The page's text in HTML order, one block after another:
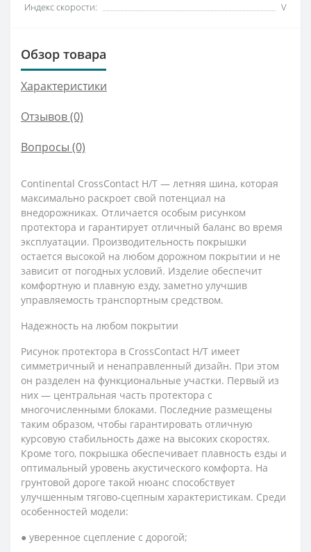
Индекс скорости:
V
Обзор товара
Характеристики
Отзывов (0)
Вопросы (0)
Continental CrossContact H/T — летняя шина, которая
максимально раскроет свой потенциал на
внедорожниках. Отличается особым рисунком
протектора и гарантирует отличный баланс во время
эксплуатации. Производительность покрышки
остается высокой на любом дорожном покрытии и не
зависит от погодных условий. Изделие обеспечит
комфортную и плавную езду, заметно улучшив
управляемость транспортным средством.
Надежность на любом покрытии
Рисунок протектора в CrossContact H/T имеет
симметричный и ненаправленный дизайн. При этом
он разделен на функциональные участки. Первый из
них — центральная часть протектора с
многочисленными блоками. Последние размещены
таким образом, чтобы гарантировать отличную
курсовую стабильность даже на высоких скоростях.
Кроме того, покрышка обеспечивает плавность езды и
оптимальный уровень акустического комфорта. На
грунтовой дороге такой нюанс способствует
улучшенным тягово-сцепным характеристикам. Среди
особенностей модели:
● уверенное сцепление с дорогой;